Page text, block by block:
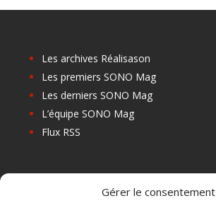
Gérer le consentement
Les archives Réalisason
Les premiers SONO Mag
Les derniers SONO Mag
L’équipe SONO Mag
Flux RSS
Les Centres de Formation